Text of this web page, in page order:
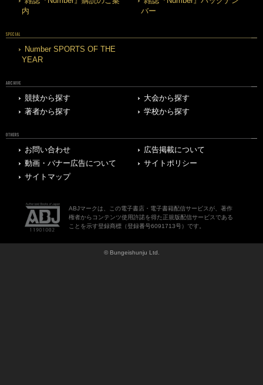
内
バー
SPECIAL
Number SPORTS OF THE
YEAR
ARCHIVE
競技から探す
大会から探す
著者から探す
学校から探す
OTHERS
お問い合わせ
広告掲載について
動画・バナー広告について
サイトポリシー
サイトマップ
ABJマークは、この電子書店・電子書籍配信サービスが、著作
権者からコンテンツ使用許諾を得た正規版配信サービスである
ことを示す登録商標（登録番号6091713号）です。
© Bungeishunju Ltd.